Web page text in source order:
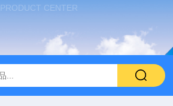
PRODUCT CENTER